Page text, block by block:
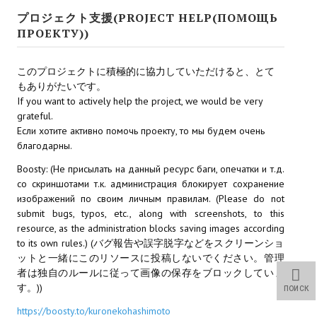
Моды группы
Теневой кардинал для Скайрима
Работы Alexandra10
Kitana HGEC
Apella CBBE SSE BodySlide (with Physics)
Kitana CBBE SSE BodySlide (with Physics)
Nekomimi
New Light Skyrim SE
SB Corset Armor CBBE SSE BodySlide (with Physics)
Wedding Wear CBBE SSE BodySlide (with Physics)
プロジェクト支援(PROJECT HELP(ПОМОЩЬ
ПРОЕКТУ))
このプロジェクトに積極的に協力していただけると、とて
もありがたいです。
If you want to actively help the project, we would be very
grateful.
Если хотите активно помочь проекту, то мы будем очень
благодарны.
Boosty: (Не присылать на данный ресурс баги, опечатки и т.д.
со скриншотами т.к. администрация блокирует сохранение
изображений по своим личным правилам. (Please do not
submit bugs, typos, etc., along with screenshots, to this
resource, as the administration blocks saving images according
to its own rules.) (バグ報告や誤字脱字などをスクリーンショ
ットと一緒にこのリソースに投稿しないでください。管理
者は独自のルールに従って画像の保存をブロックしていま
す。))
https://boosty.to/kuronekohashimoto
ПОИСК